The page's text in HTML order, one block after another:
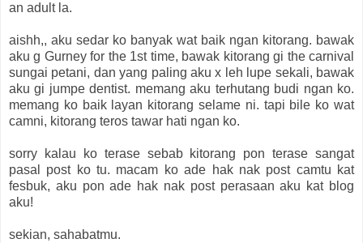
an adult la.
aishh,, aku sedar ko banyak wat baik ngan kitorang. bawak
aku g Gurney for the 1st time, bawak kitorang gi the carnival
sungai petani, dan yang paling aku x leh lupe sekali, bawak
aku gi jumpe dentist. memang aku terhutang budi ngan ko.
memang ko baik layan kitorang selame ni. tapi bile ko wat
camni, kitorang teros tawar hati ngan ko.
sorry kalau ko terase sebab kitorang pon terase sangat
pasal post ko tu. macam ko ade hak nak post camtu kat
fesbuk, aku pon ade hak nak post perasaan aku kat blog
aku!
sekian, sahabatmu.